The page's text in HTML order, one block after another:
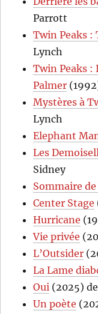
Parrott
Twin Peaks :
Lynch
Twin Peaks :
Palmer
Mystères à
Lynch
Elephant
Les
Sidney
Sommaire
Center Stage
Hurricane
Vie privée
L’Outsider
La Lame
Oui (2025)
Un poète